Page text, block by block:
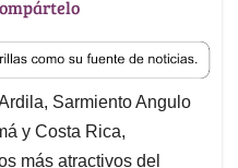
Sarmiento Angulo
y Costa Rica,
más atractivos del